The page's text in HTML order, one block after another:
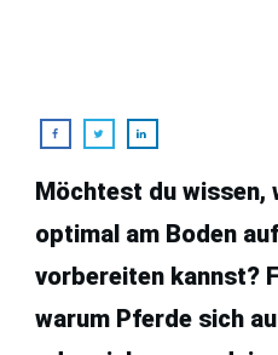
Möchtest du wissen,
optimal am Boden
vorbereiten kannst?
warum Pferde sich